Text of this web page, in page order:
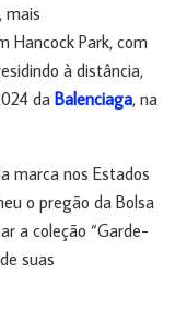
mais
Hancock Park, com
à distância,
da Balenciaga, na
marca nos Estados
o pregão da Bolsa
a coleção “Garde-
suas